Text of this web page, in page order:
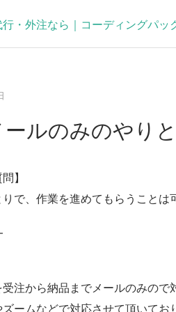
ールのみのやり
】
で、作業を進めてもらうことは
注から納品までメールのみので
ームなどで対応させて頂いてお